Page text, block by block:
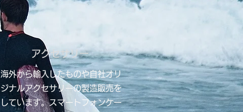
アクセサリー
海外から輸入したものや自社オリ
ジナルアクセサリーの製造販売を
しています。スマートフォンケー